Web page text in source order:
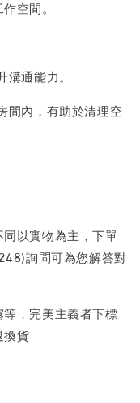
空間。
溝通能力。
間內，有助於清理空
以實物為主，下單
詢問可為您解答對
，完美主義者下標
換貨